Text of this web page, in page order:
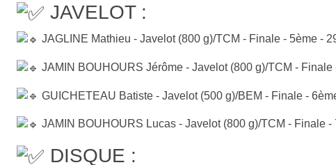
JAVELOT :
JAGLINE Mathieu - Javelot (800 g)/TCM - Finale - 5ème -
JAMIN BOUHOURS Jérôme - Javelot (800 g)/TCM -
GUICHETEAU Batiste - Javelot (500 g)/BEM - Finale -
JAMIN BOUHOURS Lucas - Javelot (800 g)/TCM - Finale
DISQUE :